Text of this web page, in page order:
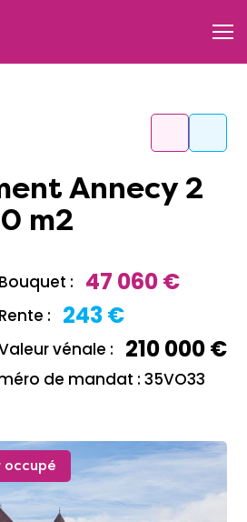
m2
Bouquet : 47 060 €
Rente : 243 €
vénale : 210 000 €
de mandat : 35VO33
occupé